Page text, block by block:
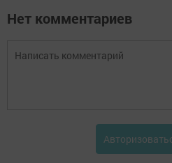
Нет комментариев